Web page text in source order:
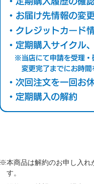
※本商品は解約のお申し入れ
す。